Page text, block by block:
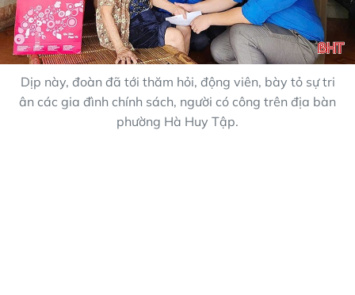
Dịp này, đoàn đã tới thăm hỏi, động viên, bày tỏ sự tri
ân các gia đình chính sách, người có công trên địa bàn
phường Hà Huy Tập.